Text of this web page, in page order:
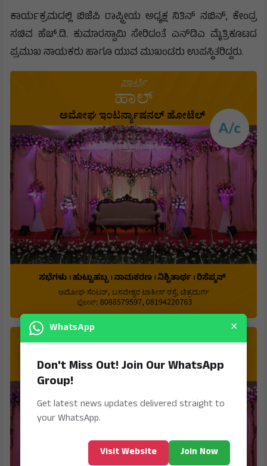
ಕಾರ್ಯಕ್ರಮದಲ್ಲಿ ಬಿಜೆಪಿ ರಾಷ್ಟ್ರೀಯ ಅಧ್ಯಕ್ಷ ನಿತಿನ್ ನಬಿನ್, ಕೇಂದ್ರ
ಸಚಿವ ಹೆಚ್.ಡಿ. ಕುಮಾರಸ್ವಾಮಿ ಸೇರಿದಂತೆ ಎನ್‌ಡಿಎ ಮೈತ್ರಿಕೂಟದ
ಪ್ರಮುಖ ನಾಯಕರು ಹಾಗೂ ಯುವ ಮುಖಂಡರು ಉಪಸ್ಥಿತರಿದ್ದರು.
WhatsApp ×
Don't Miss Out! Join Our WhatsApp
Group!
Get latest news updates delivered straight to
your WhatsApp.
Visit Website Join Now